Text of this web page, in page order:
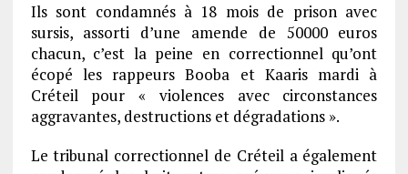
Ils sont condamnés à 18 mois de prison avec
sursis, assorti d’une amende de 50000 euros
chacun, c’est la peine en correctionnel qu’ont
écopé les rappeurs Booba et Kaaris mardi à
Créteil pour « violences avec circonstances
aggravantes, destructions et dégradations ».
Le tribunal correctionnel de Créteil a également